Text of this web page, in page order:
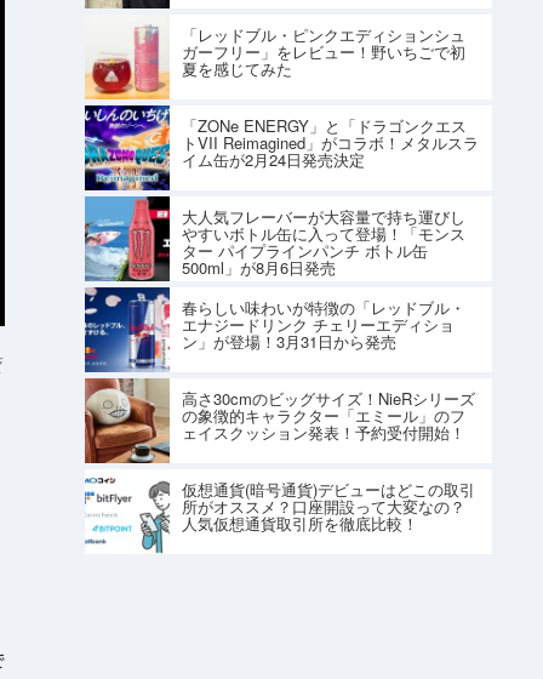
「レッドブル・ピンクエディションシュ
ガーフリー」をレビュー！野いちごで初
夏を感じてみた
「ZONe ENERGY」と「ドラゴンクエス
トVII Reimagined」がコラボ！メタルスラ
イム缶が2月24日発売決定
大人気フレーバーが大容量で持ち運びし
やすいボトル缶に入って登場！「モンス
ター パイプラインパンチ ボトル缶
500ml」が8月6日発売
春らしい味わいが特徴の「レッドブル・
エナジードリンク チェリーエディショ
ン」が登場！3月31日から発売
高さ30cmのビッグサイズ！NieRシリーズ
の象徴的キャラクター「エミール」のフ
ェイスクッション発表！予約受付開始！
仮想通貨(暗号通貨)デビューはどこの取引
所がオススメ？口座開設って大変なの？
人気仮想通貨取引所を徹底比較！